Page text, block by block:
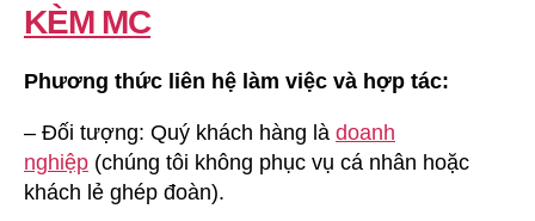
KÈM MC
Phương thức liên hệ làm việc và hợp tác:
– Đối tượng: Quý khách hàng là doanh
nghiệp (chúng tôi không phục vụ cá nhân hoặc
khách lẻ ghép đoàn).